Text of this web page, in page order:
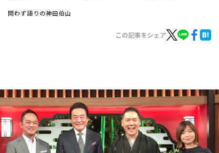
トピックス
TBS Podcast
お知らせ
イベント・グッズ
YouTube
会社情報
問わず語りの神田伯山
この記事をシェア